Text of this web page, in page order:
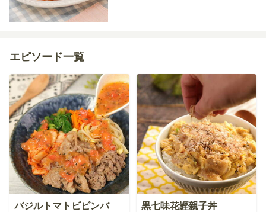
エピソード一覧
バジルトマトビビンバ 黒七味花鰹親子丼